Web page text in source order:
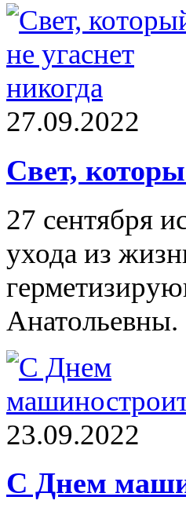
27.09.2022
Свет,
27 сентября
ухода из
Анатольевны.
23.09.2022
С Днем